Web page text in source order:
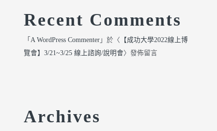
Recent Comments
「 A WordPress Commenter」於〈 【成功大學2022線上博
覽會】3/21~3/25 線上諮詢/說明會〉發佈留言
Archives